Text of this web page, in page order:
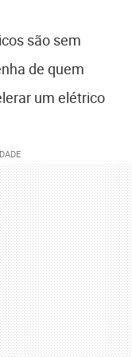
são sem
de quem
um elétrico